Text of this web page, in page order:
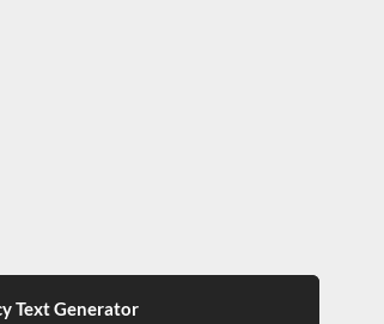
Text Generator